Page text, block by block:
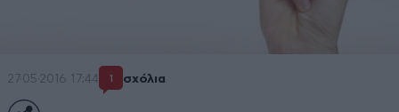
27·05·2016 17:44 1 σχόλια